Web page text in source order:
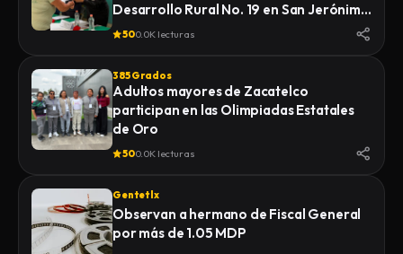
Desarrollo Rural No. 19 en San Jerónimo
Zacualpan
500.0K lecturas
385 Grados
Adultos mayores de Zacatelco
participan en las Olimpiadas Estatales
de Oro
500.0K lecturas
Gentetlx
Observan a hermano de Fiscal General
por más de 1.05 MDP